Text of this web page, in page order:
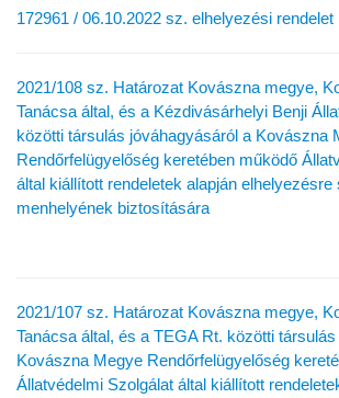
172961 / 06.10.2022 sz. elhelyezési rendelet
2021/108 sz. Határozat Kovászna megye,
Tanácsa által, és a Kézdivásárhelyi Benji
közötti társulás jóváhagyásáról a Kovászna
Rendőrfelügyelőség keretében működő
által kiállított rendeletek alapján elhelyezésre
menhelyének biztosítására
2021/107 sz. Határozat Kovászna megye,
Tanácsa által, és a TEGA Rt. közötti
Kovászna Megye Rendőrfelügyelőség
Állatvédelmi Szolgálat által kiállított